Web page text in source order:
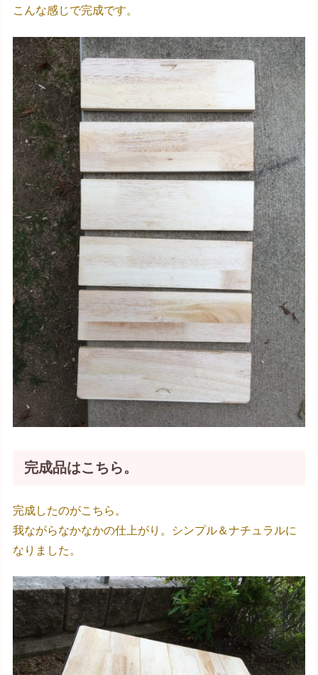
こんな感じで完成です。
完成品はこちら。
完成したのがこちら。
我ながらなかなかの仕上がり。シンプル＆ナチュラルに
なりました。